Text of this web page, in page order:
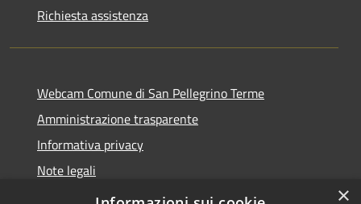
Richiesta assistenza
Webcam Comune di San Pellegrino Terme
Amministrazione trasparente
Informativa privacy
Note legali
Dichiarazione di accessibilità
×